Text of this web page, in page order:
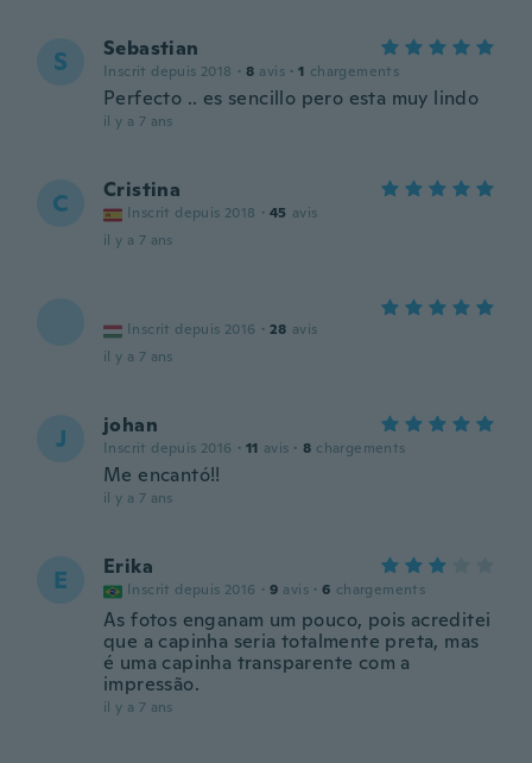
S Sebastian
Inscrit depuis 2018 · 8 avis · 1 chargements
Perfecto .. es sencillo pero esta muy lindo
il y a 7 ans
C Cristina
Inscrit depuis 2018 · 45 avis
il y a 7 ans
Inscrit depuis 2016 · 28 avis
il y a 7 ans
J johan
Inscrit depuis 2016 · 11 avis · 8 chargements
Me encantó!!
il y a 7 ans
E Erika
Inscrit depuis 2016 · 9 avis · 6 chargements
As fotos enganam um pouco, pois acreditei
que a capinha seria totalmente preta, mas
é uma capinha transparente com a
impressão.
il y a 7 ans